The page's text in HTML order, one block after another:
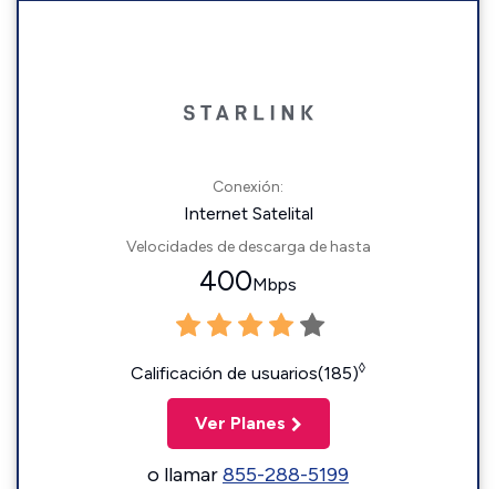
Conexión:
Internet Satelital
Velocidades de descarga de hasta
400Mbps
Calificación de usuarios(185)◊
Ver Planes
o llamar855-288-5199